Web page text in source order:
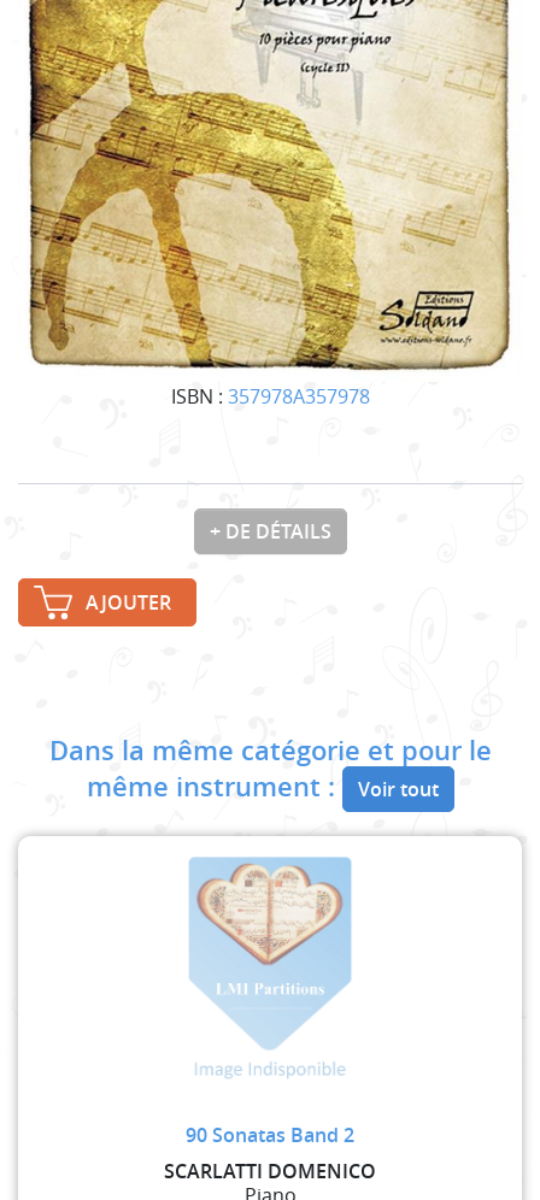
ISBN : 357978A357978
+ DE DÉTAILS
AJOUTER
Dans la même catégorie et pour le
même instrument :
Voir tout
90 Sonatas Band 2
SCARLATTI DOMENICO